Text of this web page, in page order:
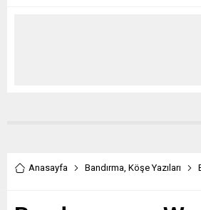
Anasayfa Bandırma Köşe Yazıları